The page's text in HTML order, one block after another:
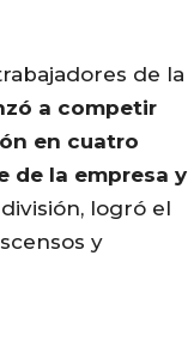
de la
a competir
en cuatro
de la empresa y
logró el
y